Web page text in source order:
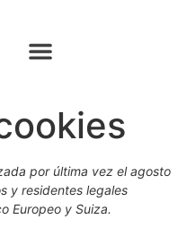
por última vez el agosto
y residentes legales
Europeo y Suiza.